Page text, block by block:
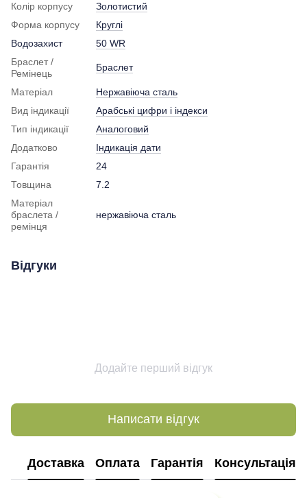
Колір корпусу
Золотистий
Форма корпусу
Круглі
Водозахист
50 WR
Браслет /
Ремінець
Браслет
Матеріал
Нержавіюча сталь
Вид індикації
Арабські цифри і індекси
Тип індикації
Аналоговий
Додатково
Індикація дати
Гарантія
24
Товщина
7.2
Матеріал
браслета /
ремінця
нержавіюча сталь
Відгуки
Додайте перший відгук
Написати відгук
Доставка Оплата Гарантія Консультація